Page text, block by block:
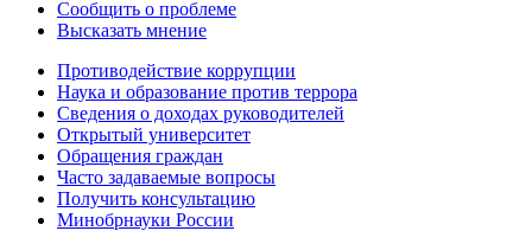
Сообщить о проблеме
Высказать мнение
Противодействие коррупции
Наука и образование против террора
Сведения о доходах руководителей
Открытый университет
Обращения граждан
Часто задаваемые вопросы
Получить консультацию
Минобрнауки России